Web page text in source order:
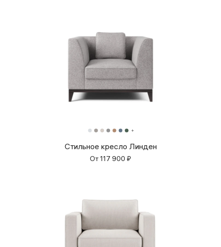
Стильное кресло Линден
От117 900 ₽